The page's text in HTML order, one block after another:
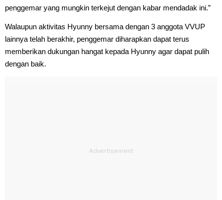
penggemar yang mungkin terkejut dengan kabar mendadak ini.”
Walaupun aktivitas Hyunny bersama dengan 3 anggota VVUP
lainnya telah berakhir, penggemar diharapkan dapat terus
memberikan dukungan hangat kepada Hyunny agar dapat pulih
dengan baik.